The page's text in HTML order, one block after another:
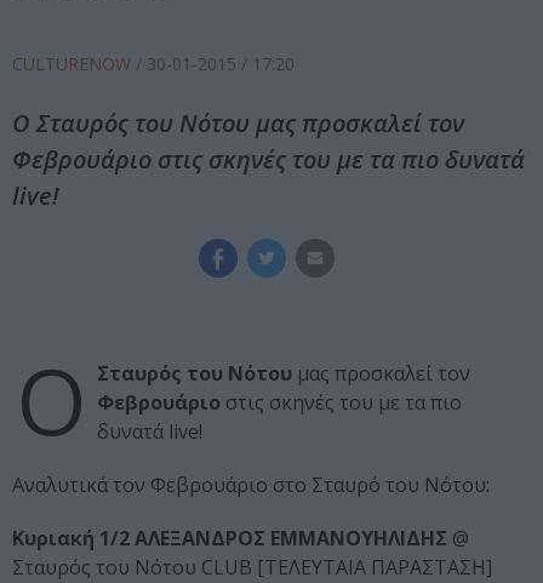
CULTURENOW / 30-01-2015 / 17:20
Ο Σταυρός του Νότου μας προσκαλεί τον
Φεβρουάριο στις σκηνές του με τα πιο δυνατά
live!
Ο Σταυρός του Νότου μας προσκαλεί τον
Φεβρουάριο στις σκηνές του με τα πιο
δυνατά live!
Αναλυτικά τον Φεβρουάριο στο Σταυρό του Νότου:
Κυριακή 1/2 ΑΛΕΞΑΝΔΡΟΣ ΕΜΜΑΝΟΥΗΛΙΔΗΣ @
Σταυρός του Νότου CLUB [ΤΕΛΕΥΤΑΙΑ ΠΑΡΑΣΤΑΣΗ]